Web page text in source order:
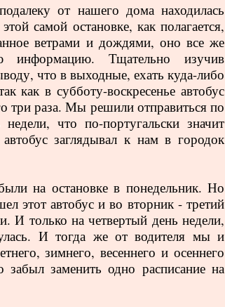
от нашего дома находилась
самой остановке, как полагается,
ветрами и дождями, оно все же
информацию. Тщательно изучив
что в выходные, ехать куда-либо
как в субботу-воскресенье автобус
три раза. Мы решили отправиться по
что по-португальски значит
заглядывал к нам в городок
на остановке в понедельник. Но
этот автобус и во вторник - третий
И только на четвертый день недели,
И тогда же от водителя мы и
зимнего, весеннего и осеннего
забыл заменить одно расписание на